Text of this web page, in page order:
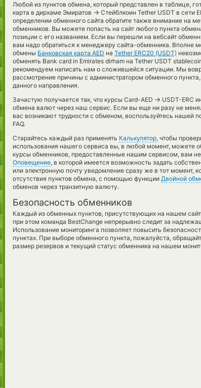
Любой из пунктов обмена, который представлен в таблице,
карта в дирхаме Эмиратов → Стейблкоин Tether USDT в сети
определении обменного сайта обратите также внимание на
обменников. Вы можете попасть на сайт любого пункта
позиции с его названием. Если вы перешли на вебсайт
вам надо обратиться к менеджеру сайта-обменника. Вполне
обмены Банковская карта AED на Tether ERC20 (USDT)
обменять Bank card in Emirates dirham на Tether USDT
рекомендуем написать нам о сложившейся ситуации. Мы
рассмотрение причины с администратором обменного
данного направления.
Зачастую получается так, что курсы Card-AED → USDT-ERC
обмена валют через наш сервис. Если вы еще ни разу не
вас возникают трудности с обменом, воспользуйтесь нашей
FAQ.
Старайтесь каждый раз применять Калькулятор, чтобы
использования нашего сервиса вы, в любой момент, можете
курсы обменников, предоставленные нашим сервисом, вам
Оповещение, в которой имеется возможность задать
или электронную почту уведомление сразу же в тот момент,
отсутствия пунктов обмена, с помощью функции Двойной
обменов через транзитную валюту.
Безопасность обменников
Каждый из обменных пунктов, присутствующих на нашем
при этом команда BestChange непрерывно следит за
Использование мониторинга позволяет повысить
пунктах. При выборе обменного пункта, пожалуйста,
размер резервов и текущий статус обменника на нашем